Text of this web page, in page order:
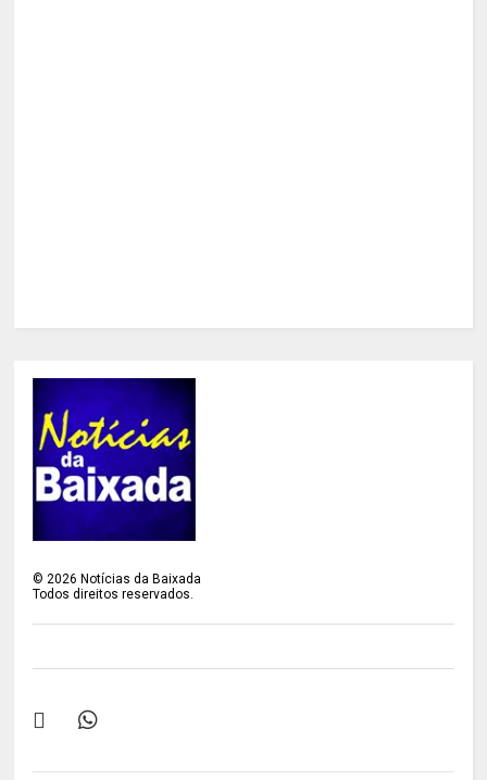
©2026 Notícias da Baixada
Todos direitos reservados.